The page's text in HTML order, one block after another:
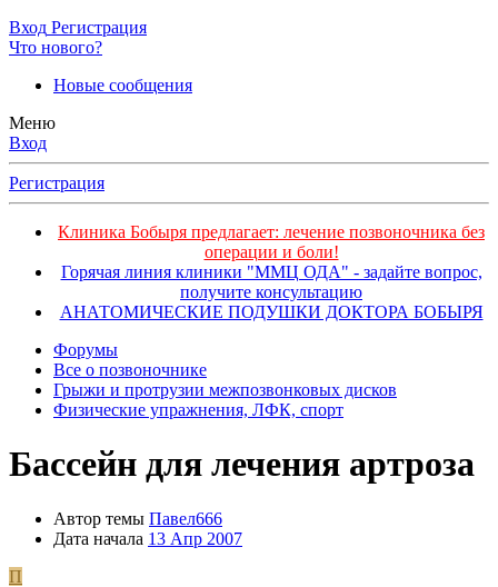
Вход Регистрация
Что нового?
Новые сообщения
Меню
Вход
Регистрация
Клиника Бобыря предлагает: лечение позвоночника без
операции и боли!
Горячая линия клиники "ММЦ ОДА" - задайте вопрос,
получите консультацию
АНАТОМИЧЕСКИЕ ПОДУШКИ ДОКТОРА БОБЫРЯ
Форумы
Все о позвоночнике
Грыжи и протрузии межпозвонковых дисков
Физические упражнения, ЛФК, спорт
Бассейн для лечения артроза
Автор темы Павел666
Дата начала 13 Апр 2007
П